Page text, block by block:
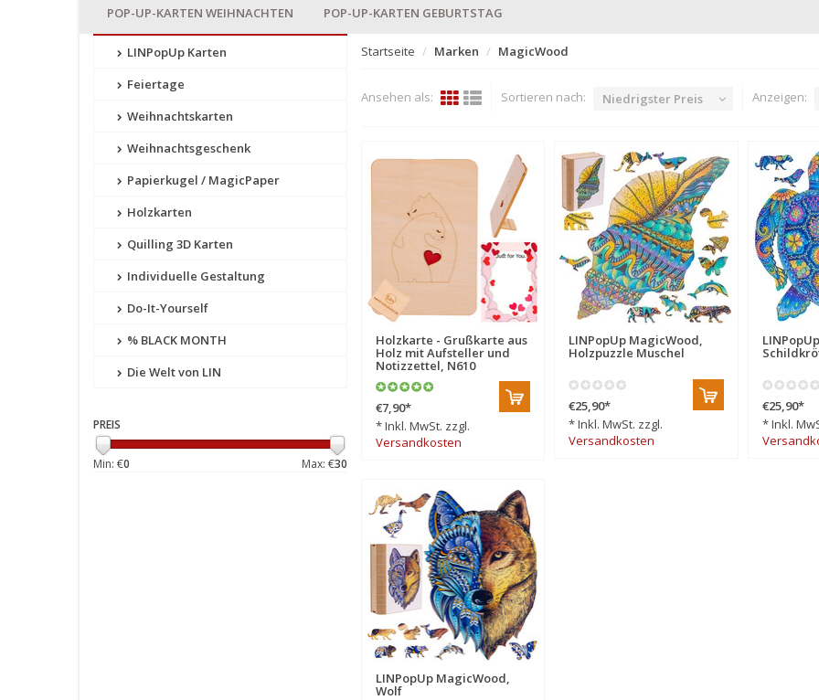
POP-UP-KARTEN WEIHNACHTEN POP-UP-KARTEN GEBURTSTAG
LINPopUp Karten
Feiertage
Weihnachtskarten
Weihnachtsgeschenk
Papierkugel / MagicPaper
Holzkarten
Quilling 3D Karten
Individuelle Gestaltung
Do-It-Yourself
% BLACK MONTH
Die Welt von LIN
PREIS
Min: €0 Max: €30
Startseite Marken MagicWood
Ansehen als: Sortieren nach: Niedrigster Preis Anzeigen:
Holzkarte - Grußkarte aus
Holz mit Aufsteller und
Notizzettel, N610
€7,90*
* Inkl. MwSt. zzgl.
Versandkosten
LINPopUp MagicWood,
Holzpuzzle Muschel
€25,90*
* Inkl. MwSt. zzgl.
Versandkosten
€25,90*
* Inkl.
LINPopUp MagicWood,
Wolf